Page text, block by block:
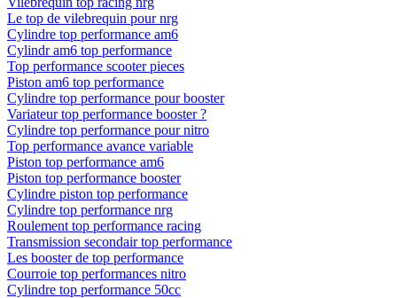
Le top de vilebrequin pour nrg
Cylindre top performance am6
Cylindr am6 top performance
Top performance scooter pieces
Piston am6 top performance
Cylindre top performance pour booster
Variateur top performance booster ?
Cylindre top performance pour nitro
Top performance avance variable
Piston top performance am6
Piston top performance booster
Cylindre piston top performance
Cylindre top performance nrg
Roulement top performance racing
Transmission secondair top performance
Les booster de top performance
Courroie top performances nitro
Cylindre top performance 50cc